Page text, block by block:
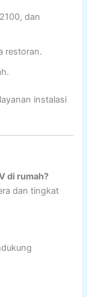
dan
restoran.
instalasi
di rumah?
dan tingkat